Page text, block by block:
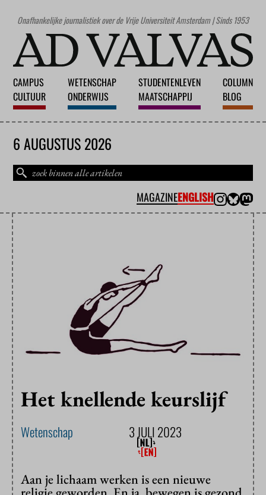
Onafhankelijke journalistiek over de Vrije Universiteit Amsterdam | Sinds 1953
CAMPUS
CULTUUR
WETENSCHAP
ONDERWIJS
STUDENTENLEVEN
MAATSCHAPPIJ
COLUMN
BLOG
6 AUGUSTUS 2026
MAGAZINEENGLISH
Het knellende keurslijf
Wetenschap 3 JULI 2023
Aan je lichaam werken is een nieuwe